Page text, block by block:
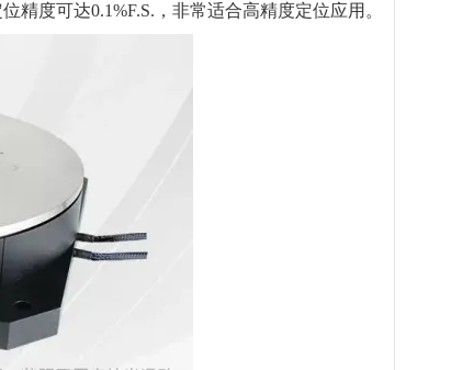
度可达0.1%F.S.，非常适合高精度定位应用。